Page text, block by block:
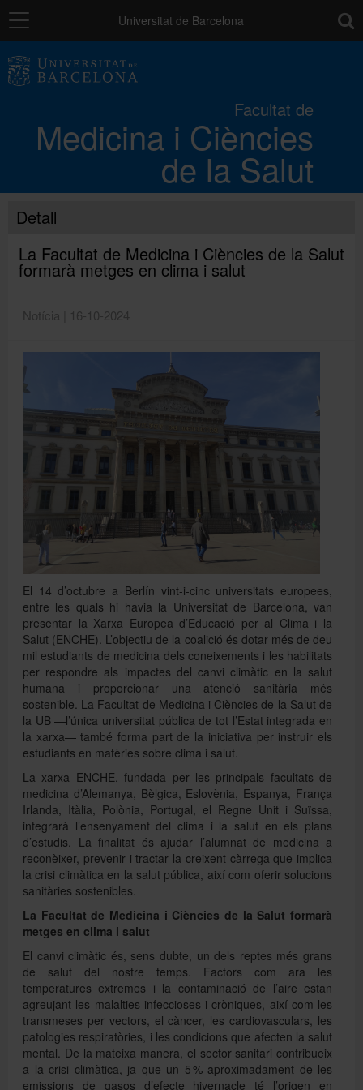
Navegació Universitat de Barcelona
Facultat de
Medicina i Ciències
de la Salut
Els campus
Docència
Convocatòries i ajuts
English
Detall
La Facultat de Medicina i Ciències de la Salut
formarà metges en clima i salut
Notícia | 16-10-2024
El 14 d’octubre a Berlín vint-i-cinc universitats europees,
entre les quals hi havia la Universitat de Barcelona, van
presentar la Xarxa Europea d’Educació per al Clima i la
Salut (ENCHE). L’objectiu de la coalició és dotar més de deu
mil estudiants de medicina dels coneixements i les habilitats
per respondre als impactes del canvi climàtic en la salut
humana i proporcionar una atenció sanitària més
sostenible. La Facultat de Medicina i Ciències de la Salut de
la UB —l’única universitat pública de tot l’Estat integrada en
la xarxa— també forma part de la iniciativa per instruir els
estudiants en matèries sobre clima i salut.
La xarxa ENCHE, fundada per les principals facultats de
medicina d’Alemanya, Bèlgica, Eslovènia, Espanya, França
Irlanda, Itàlia, Polònia, Portugal, el Regne Unit i Suïssa,
integrarà l’ensenyament del clima i la salut en els plans
d’estudis. La finalitat és ajudar l’alumnat de medicina a
reconèixer, prevenir i tractar la creixent càrrega que implica
la crisi climàtica en la salut pública, així com oferir solucions
sanitàries sostenibles.
La Facultat de Medicina i Ciències de la Salut formarà
metges en clima i salut
El canvi climàtic és, sens dubte, un dels reptes més grans
de salut del nostre temps. Factors com ara les
temperatures extremes i la contaminació de l’aire estan
agreujant les malalties infeccioses i cròniques, així com les
transmeses per vectors, el càncer, les cardiovasculars, les
patologies respiratòries, i les condicions que afecten la salut
mental. De la mateixa manera, el sector sanitari contribueix
a la crisi climàtica, ja que un 5 % aproximadament de les
emissions de gasos d’efecte hivernacle té l’origen en